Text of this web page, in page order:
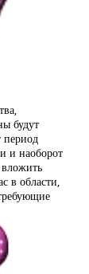
будут
период
и наоборот
в области,